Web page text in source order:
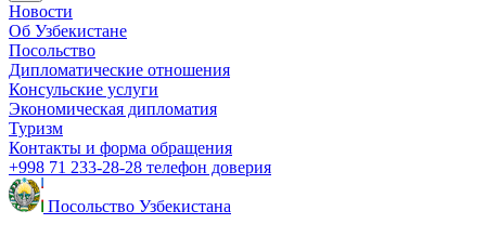
Новости
Об Узбекистане
Посольство
Дипломатические отношения
Консульские услуги
Экономическая дипломатия
Туризм
Контакты и форма обращения
+998 71 233-28-28 телефон доверия
Посольство Узбекистана